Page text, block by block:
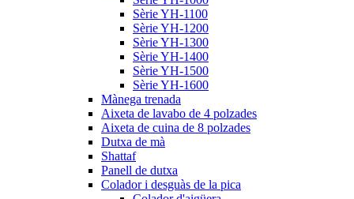
Sèrie YH-1100
Sèrie YH-1200
Sèrie YH-1300
Sèrie YH-1400
Sèrie YH-1500
Sèrie YH-1600
Mànega trenada
Aixeta de lavabo de 4 polzades
Aixeta de cuina de 8 polzades
Dutxa de mà
Shattaf
Panell de dutxa
Colador i desguàs de la pica